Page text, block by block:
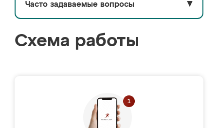
Часто задаваемые вопросы ▼
Схема работы